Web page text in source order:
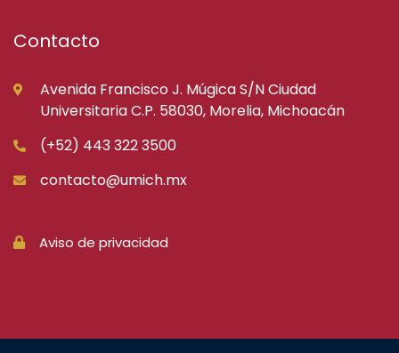
Contacto
Avenida Francisco J. Múgica S/N Ciudad
Universitaria C.P. 58030, Morelia, Michoacán
(+52) 443 322 3500
contacto@umich.mx
Aviso de privacidad